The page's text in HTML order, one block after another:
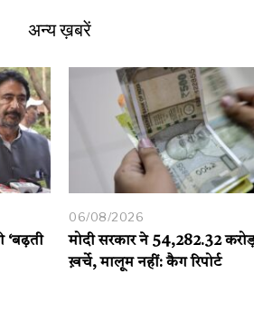
अन्य ख़बरें
‘बढ़ती
06/08/2026
मोदी सरकार ने 54,282.32
ख़र्चे, मालूम नहीं: कैग रिपोर्ट